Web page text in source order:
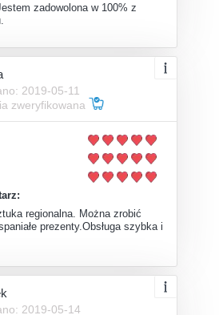
zadowolona w 100% z
2019-05-11
zweryfikowana
regionalna. Można zrobić
prezenty.Obsługa szybka i
2019-05-14